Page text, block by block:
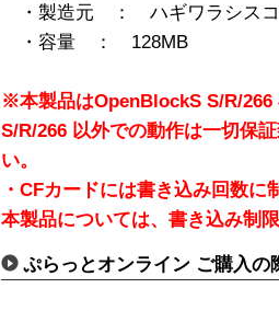
・製造元 ： ハギワラシス
・容量 ： 128MB
※本製品はOpenBlockS S/R/
S/R/266 以外での動作は一切保
い。
・CFカードには書き込み回数に
本製品については、書き込み制
ぷらっとオンライン ご購入の